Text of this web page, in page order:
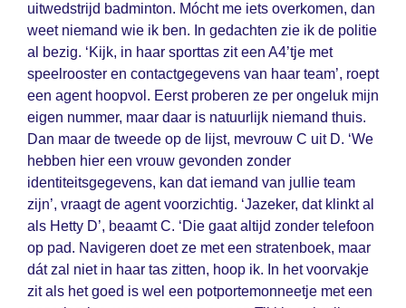
uitwedstrijd badminton. Mócht me iets overkomen, dan
weet niemand wie ik ben. In gedachten zie ik de politie
al bezig. ‘Kijk, in haar sporttas zit een A4’tje met
speelrooster en contactgegevens van haar team’, roept
een agent hoopvol. Eerst proberen ze per ongeluk mijn
eigen nummer, maar daar is natuurlijk niemand thuis.
Dan maar de tweede op de lijst, mevrouw C uit D. ‘We
hebben hier een vrouw gevonden zonder
identiteitsgegevens, kan dat iemand van jullie team
zijn’, vraagt de agent voorzichtig. ‘Jazeker, dat klinkt al
als Hetty D’, beaamt C. ‘Die gaat altijd zonder telefoon
op pad. Navigeren doet ze met een stratenboek, maar
dát zal niet in haar tas zitten, hoop ik. In het voorvakje
zit als het goed is wel een potportemonneetje met een